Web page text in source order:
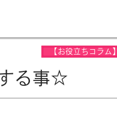
【お役立ちコラム】
る事☆